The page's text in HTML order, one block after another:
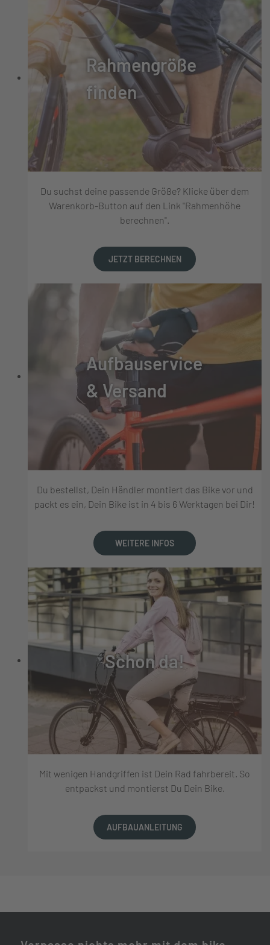
Rahmengröße
finden
Du suchst deine passende Größe? Klicke über dem
Warenkorb-Button auf den Link "Rahmenhöhe
berechnen".
JETZT BERECHNEN
Aufbauservice
& Versand
Du bestellst, Dein Händler montiert das Bike vor und
packt es ein, Dein Bike ist in 4 bis 6 Werktagen bei Dir!
WEITERE INFOS
Schon da!
Mit wenigen Handgriffen ist Dein Rad fahrbereit. So
entpackst und montierst Du Dein Bike.
AUFBAUANLEITUNG